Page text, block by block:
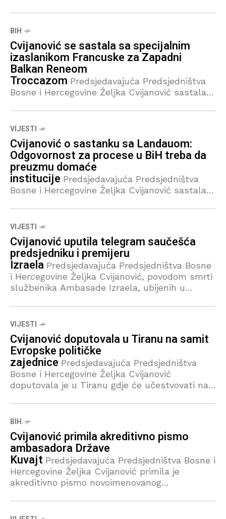
Daytonskog sporazuma, razgovarala je sa
predsjednikom Vlade Republike Hrvatske
Andrejom Plenkovićem i ministrom vanjskih
poslova Gordanom Grlić
BIH
Cvijanović se sastala sa specijalnim
izaslanikom Francuske za Zapadni
Balkan Reneom
Troccazom Predsjedavajuća Predsjedništva
Bosne i Hercegovine Željka Cvijanović sastala
Francuske za zapadni Balkan Reneom
Troccazom. Ovom prilikom Cvijanović je
ocijenila neprihvatljivim ‘non paper’ o BiH
VIJESTI
Cvijanović o sastanku sa Landauom:
Odgovornost za procese u BiH treba da
preuzmu domaće
institucije Predsjedavajuća Predsjedništva
Bosne i Hercegovine Željka Cvijanović sastala
sekretara Sjedinjenih Američkih Država
Christopherom Landauom, kojem je ovom
prilikom čestitala na imenovanju. Cvijanović je
pozdravila
VIJESTI
Cvijanović uputila telegram saučešća
predsjedniku i premijeru
Izraela Predsjedavajuća Predsjedništva Bosne
i Hercegovine Željka Cvijanović, povodom smrti
službenika Ambasade Izraela, ubijenih u
saučešća predsjedniku Izraela Isaacu Herzogu i
izraelskom premijeru Benjaminu Netanyahuu,
saopćeno je
VIJESTI
Cvijanović doputovala u Tiranu na samit
Evropske političke
zajednice Predsjedavajuća Predsjedništva
Bosne i Hercegovine Željka Cvijanović
doputovala je u Tiranu gdje će učestvovati na
samita Evropske političke zajednice (EPC), na
kojem
BIH
Cvijanović primila akreditivno pismo
ambasadora Države
Kuvajt Predsjedavajuća Predsjedništva Bosne i
Hercegovine Željka Cvijanović primila je
akreditivno pismo novoimenovanog
Hercegovini Salaha A A M Albannaija, sapštila
je Služba za odnose s